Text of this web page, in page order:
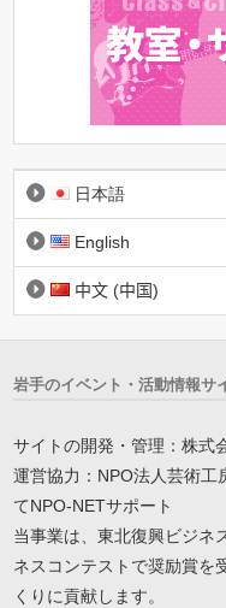
日本語
English
中文 (中国)
岩手のイベント・活動情報サ
サイトの開発・管理：株式
運営協力：NPO法人芸術工
てNPO-NETサポート
当事業は、東北復興ビジネ
ネスコンテストで奨励賞を
くりに貢献します。